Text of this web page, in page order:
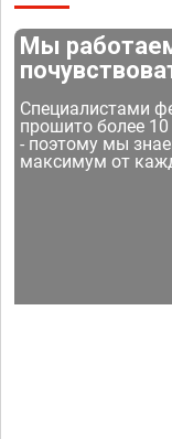
Мы
Специалистами
прошито более
- поэтому мы
максимум от